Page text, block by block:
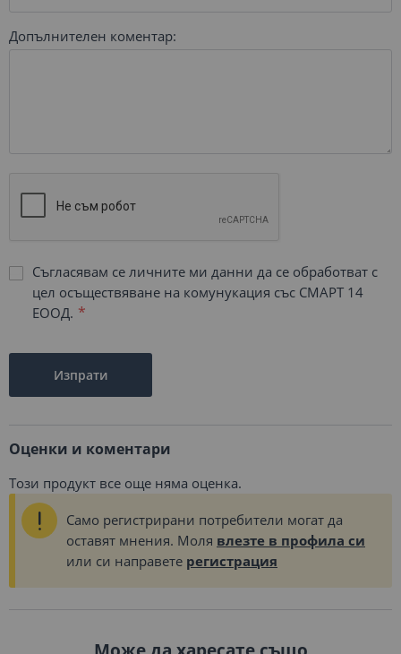
Допълнителен коментар:
Съгласявам се личните ми данни да се обработват с
цел осъществяване на комунукация със СМАРТ 14
ЕООД.
Изпрати
Оценки и коментари
Този продукт все още няма оценка.
Само регистрирани потребители могат да
оставят мнения. Моля влезте в профила си
или си направете регистрация